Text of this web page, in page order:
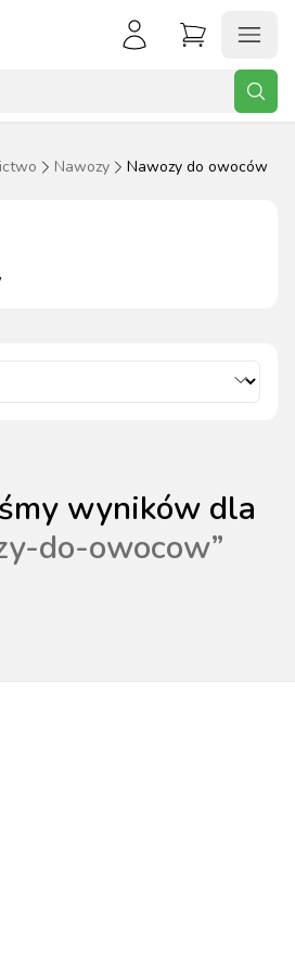
Nawozy Nawozy do owoców
wyników dla
do-owocow”